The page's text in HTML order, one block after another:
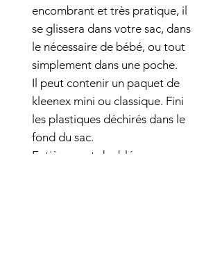
encombrant et très pratique, il
se glissera dans votre sac, dans
le nécessaire de bébé, ou tout
simplement dans une poche.
Il peut contenir un paquet de
kleenex mini ou classique. Fini
les plastiques déchirés dans le
fond du sac.
Entièrement doublé